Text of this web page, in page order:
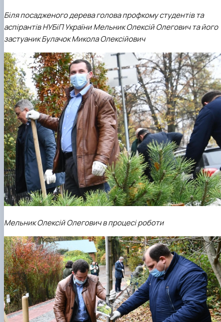
Біля посадженого дерева голова профкому студентів та
аспірантів НУБіП України Мельник Олексій Олегович та його
застуаник Булачок Микола Олексійович
Мельник Олексій Олегович в процесі роботи